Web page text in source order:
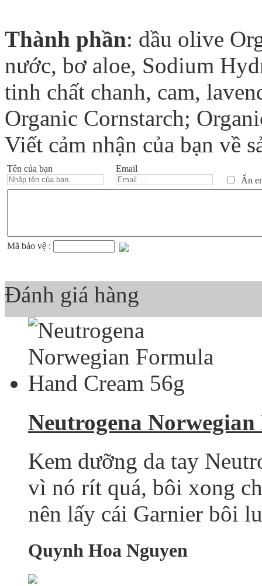
Thành phần: dầu olive
nước, bơ aloe, Sodium
tinh chất chanh, cam,
Organic Cornstarch;
Viết cảm nhận của bạn về
Tên của bạn
Email
Ẩn
Mã bảo vệ :
Đánh giá hàng
Neutrogena
Kem dưỡng da tay
vì nó rít quá, bôi xong
nên lấy cái Garnier bôi
Quynh Hoa Nguyen